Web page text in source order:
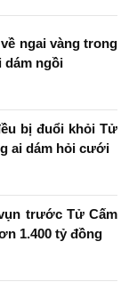
ngai vàng trong
dám ngồi
bị đuổi khỏi Tử
ai dám hỏi cưới
trước Tử Cấm
1.400 tỷ đồng